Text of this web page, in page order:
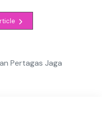
Pertagas Jaga